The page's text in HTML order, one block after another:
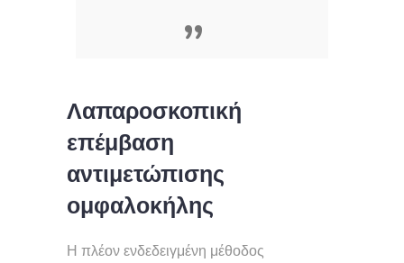
Λαπαροσκοπική
επέμβαση
αντιμετώπισης
ομφαλοκήλης
Η πλέον ενδεδειγμένη μέθοδος